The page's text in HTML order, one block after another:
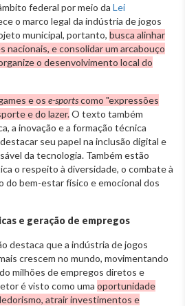
federal por meio da Lei
o marco legal da indústria de jogos
municipal, portanto, busca alinhar
nacionais, e consolidar um arcabouço
o desenvolvimento local do
e os e-sportscomo "expressões
e do lazer.O texto também
a inovação e a formação técnica
seu papel na inclusão digital e
da tecnologia. Também estão
o respeito à diversidade, o combate à
do bem-estar físico e emocional dos
e geração de empregos
destaca que a indústria de jogos
crescem no mundo, movimentando
milhões de empregos diretos e
é visto como uma oportunidade
atrair investimentos e